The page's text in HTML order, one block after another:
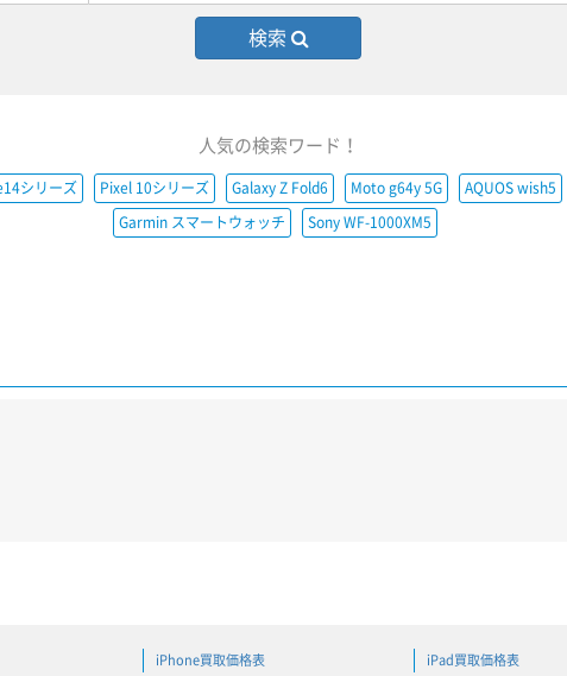
検索
人気の検索ワード！
シリーズ Pixel 10シリーズ Galaxy Z Fold6 Moto g64y 5G AQUOS wish5
Garmin スマートウォッチ Sony WF-1000XM5
iPhone買取価格表 iPad買取価格表